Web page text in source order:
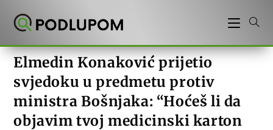
Elmedin Konaković prijetio
svjedoku u predmetu protiv
ministra Bošnjaka: “Hoćeš li da
objavim tvoj medicinski karton